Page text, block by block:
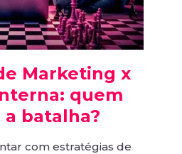
Marketing x
quem
a batalha?
com estratégias de